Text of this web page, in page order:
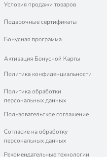
Условия продажи товаров
Подарочные сертификаты
Бонусная программа
Активация Бонусной Карты
Политика конфиденциальности
Политика обработки
персональных данных
Пользовательское соглашение
Согласие на обработку
персональных данных
Рекомендательные технологии